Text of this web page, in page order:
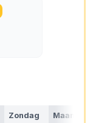
Zondag Maandag